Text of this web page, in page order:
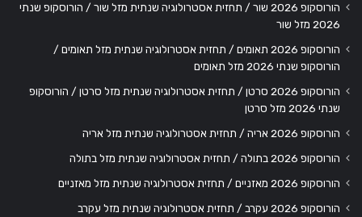
הורוסקופ 2026 שור / תחזית אסטרולוגיה שנתית מזל שור / הורוסקופ שנתי
2026 מזל שור
הורוסקופ 2026 תאומים / תחזית אסטרולוגיה שנתית מזל תאומים /
הורוסקופ שנתי 2026 מזל תאומים
הורוסקופ 2026 סרטן / תחזית אסטרולוגיה שנתית מזל סרטן / הורוסקופ
שנתי 2026 מזל סרטן
הורוסקופ 2026 אריה / תחזית אסטרולוגיה שנתית מזל אריה
הורוסקופ 2026 בתולה / תחזית אסטרולוגיה שנתית מזל בתולה
הורוסקופ 2026 מאזניים / תחזית אסטרולוגיה שנתית מזל מאזניים
הורוסקופ 2026 עקרב / תחזית אסטרולוגיה שנתית מזל עקרב